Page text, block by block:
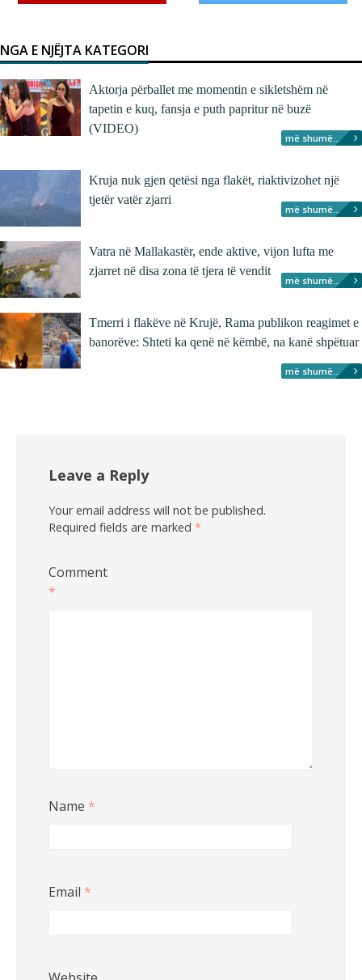
NGA E NJËJTA KATEGORI
Aktorja përballet me momentin e sikletshëm në
tapetin e kuq, fansja e puth papritur në buzë
(VIDEO)
më shumë...
Kruja nuk gjen qetësi nga flakët, riaktivizohet një
tjetër vatër zjarri
më shumë...
Vatra në Mallakastër, ende aktive, vijon lufta me
zjarret në disa zona të tjera të vendit
më shumë...
Tmerri i flakëve në Krujë, Rama publikon reagimet e
banorëve: Shteti ka qenë në këmbë, na kanë shpëtuar
më shumë...
Leave a Reply
Your email address will not be published.
Required fields are marked *
Comment
*
Name *
Email *